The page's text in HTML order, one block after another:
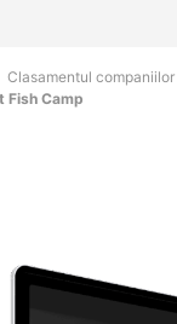
Clasamentul
Fish Camp